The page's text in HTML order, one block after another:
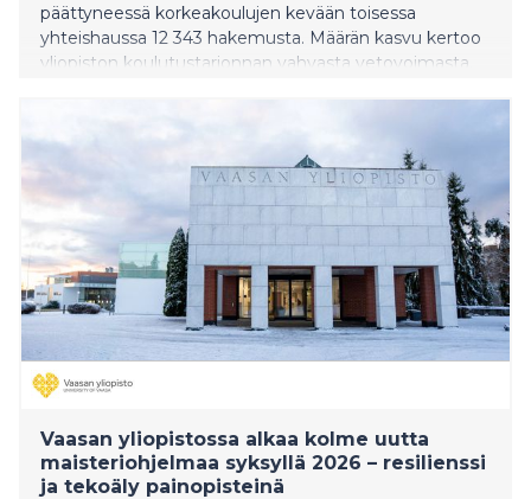
päättyneessä korkeakoulujen kevään toisessa
yhteishaussa 12 343 hakemusta. Määrän kasvu kertoo
yliopiston koulutustarjonnan vahvasta vetovoimasta.
kokonaishakemusmäärä kasvoi 15,5 prosenttia.
Vaasan yliopistossa alkaa kolme uutta
maisteriohjelmaa syksyllä 2026 – resilienssi
ja tekoäly painopisteinä